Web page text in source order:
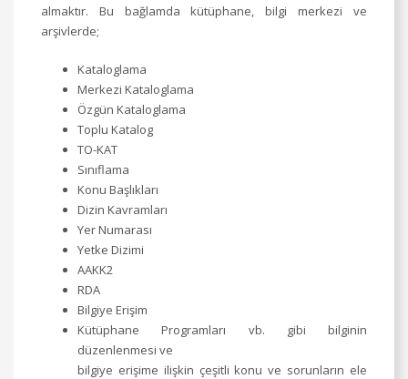
almaktır. Bu bağlamda kütüphane, bilgi merkezi ve
arşivlerde;
Kataloglama
Merkezi Kataloglama
Özgün Kataloglama
Toplu Katalog
TO-KAT
Sınıflama
Konu Başlıkları
Dizin Kavramları
Yer Numarası
Yetke Dizimi
AAKK2
RDA
Bilgiye Erişim
Kütüphane Programları vb. gibi bilginin
düzenlenmesi ve
bilgiye erişime ilişkin çeşitli konu ve sorunların ele